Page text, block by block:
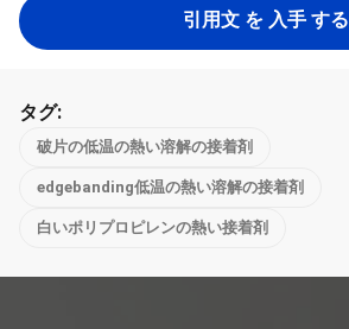
引用文 を 入手 する
タグ:
破片の低温の熱い溶解の接着剤
edgebanding低温の熱い溶解の接着剤
白いポリプロピレンの熱い接着剤